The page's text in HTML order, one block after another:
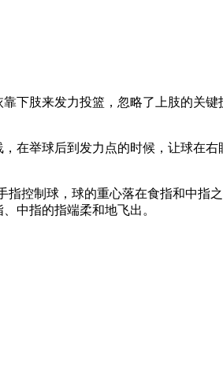
下肢来发力投篮，忽略了上肢的关
在举球后到发力点的时候，让球在
控制球，球的重心落在食指和中指
中指的指端柔和地飞出。